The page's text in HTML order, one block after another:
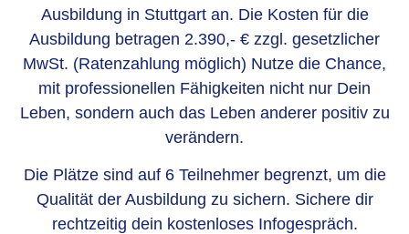
Ausbildung in Stuttgart an. Die Kosten für die
Ausbildung betragen 2.390,- € zzgl. gesetzlicher
MwSt. (Ratenzahlung möglich) Nutze die Chance,
mit professionellen Fähigkeiten nicht nur Dein
Leben, sondern auch das Leben anderer positiv zu
verändern.
Die Plätze sind auf 6 Teilnehmer begrenzt, um die
Qualität der Ausbildung zu sichern. Sichere dir
rechtzeitig dein kostenloses Infogespräch.